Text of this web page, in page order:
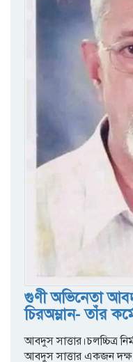
গুণী অভিনেতা
চিরঅম্লান- তাঁর
আবদুস সাত্তার।চলচ্চিত্র
আবদুস সাত্তার একজন দক্ষ